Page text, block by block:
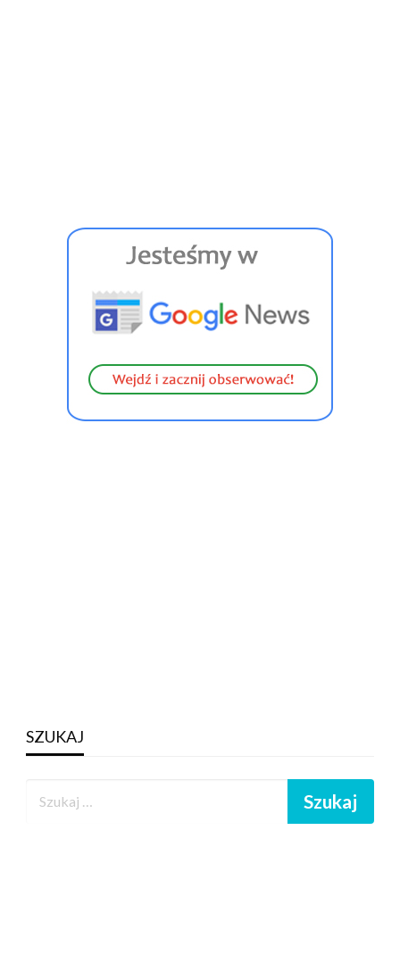
SZUKAJ